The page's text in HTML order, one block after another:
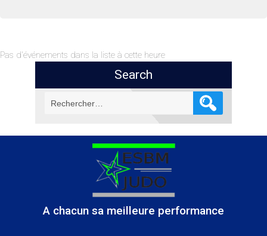
Pas d'événements dans la liste à cette heure
Search
A chacun sa meilleure performance